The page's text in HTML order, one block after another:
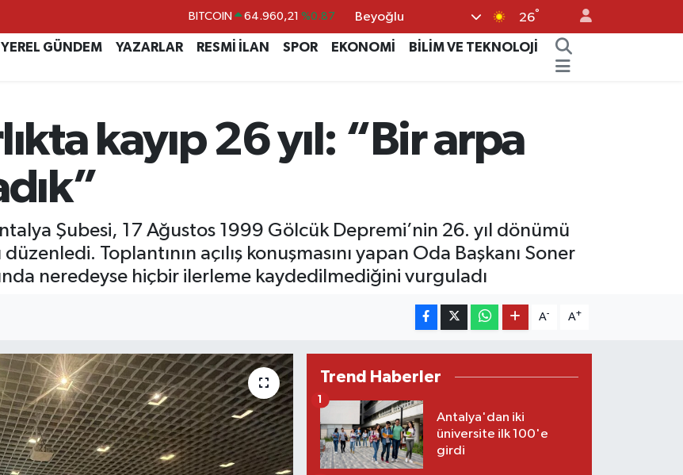
DOLAR 47,7436 %0.18
EURO 55,2510 %0.32
BİST100 13.779 %-14
BITCOIN 64.960,21 %0.87
Beyoğlu 26°
YEREL GÜNDEM YAZARLAR RESMİ İLAN SPOR EKONOMİ
BİLİM VE TEKNOLOJİ
kayıp 26 yıl: “Bir arpa
Şubesi, 17 Ağustos 1999 Gölcük Depremi’nin 26. yıl dönümü
Toplantının açılış konuşmasını yapan Oda Başkanı Soner
neredeyse hiçbir ilerleme kaydedilmediğini vurguladı
A- A+
Trend Haberler
Antalya'dan iki
üniversite ilk 100'e
girdi
1